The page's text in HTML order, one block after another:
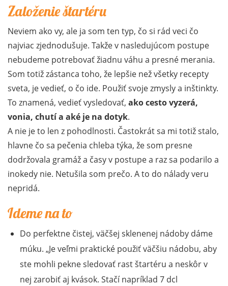
Založenie štartéru
Neviem ako vy, ale ja som ten typ, čo si rád veci čo
najviac zjednodušuje. Takže v nasledujúcom postupe
nebudeme potrebovať žiadnu váhu a presné merania.
Som totiž zástanca toho, že lepšie než všetky recepty
sveta, je vedieť, o čo ide. Použiť svoje zmysly a inštinkty.
To znamená, vedieť vysledovať, ako cesto vyzerá,
vonia, chutí a aké je na dotyk.
A nie je to len z pohodlnosti. Častokrát sa mi totiž stalo,
hlavne čo sa pečenia chleba týka, že som presne
dodržovala gramáž a časy v postupe a raz sa podarilo a
inokedy nie. Netušila som prečo. A to do nálady veru
nepridá.
Ideme na to
Do perfektne čistej, väčšej sklenenej nádoby dáme
múku. Je veľmi praktické použiť väčšiu nádobu, aby
ste mohli pekne sledovať rast štartéru a neskôr v
nej zarobiť aj kvások. Stačí napríklad 7 dcl